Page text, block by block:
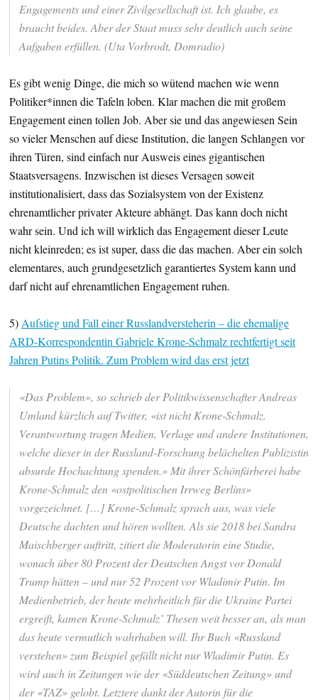
Engagements und einer Zivilgesellschaft ist. Ich glaube, es
braucht beides. Aber der Staat muss sehr deutlich auch seine
Aufgaben erfüllen. (Uta Vorbrodt, Domradio)
Es gibt wenig Dinge, die mich so wütend machen wie wenn
Politiker*innen die Tafeln loben. Klar machen die mit großem
Engagement einen tollen Job. Aber sie und das angewiesen Sein
so vieler Menschen auf diese Institution, die langen Schlangen vor
ihren Türen, sind einfach nur Ausweis eines gigantischen
Staatsversagens. Inzwischen ist dieses Versagen soweit
institutionalisiert, dass das Sozialsystem von der Existenz
ehrenamtlicher privater Akteure abhängt. Das kann doch nicht
wahr sein. Und ich will wirklich das Engagement dieser Leute
nicht kleinreden; es ist super, dass die das machen. Aber ein solch
elementares, auch grundgesetzlich garantiertes System kann und
darf nicht auf ehrenamtlichen Engagement ruhen.
5) Aufstieg und Fall einer Russlandversteherin – die ehemalige
ARD-Korrespondentin Gabriele Krone-Schmalz rechtfertigt seit
Jahren Putins Politik. Zum Problem wird das erst jetzt
«Das Problem», so schrieb der Politikwissenschafter Andreas
Umland kürzlich auf Twitter, «ist nicht Krone-Schmalz.
Verantwortung tragen Medien, Verlage und andere Institutionen,
welche dieser in der Russland-Forschung belächelten Publizistin
absurde Hochachtung spenden.» Mit ihrer Schönfärberei habe
Krone-Schmalz den «ostpolitischen Irrweg Berlins»
vorgezeichnet. […] Krone-Schmalz sprach aus, was viele
Deutsche dachten und hören wollten. Als sie 2018 bei Sandra
Maischberger auftritt, zitiert die Moderatorin eine Studie,
wonach über 80 Prozent der Deutschen Angst vor Donald
Trump hätten – und nur 52 Prozent vor Wladimir Putin. Im
Medienbetrieb, der heute mehrheitlich für die Ukraine Partei
ergreift, kamen Krone-Schmalz’ Thesen weit besser an, als man
das heute vermutlich wahrhaben will. Ihr Buch «Russland
verstehen» zum Beispiel gefällt nicht nur Wladimir Putin. Es
wird auch in Zeitungen wie der «Süddeutschen Zeitung» und
der «TAZ» gelobt. Letztere dankt der Autorin für die